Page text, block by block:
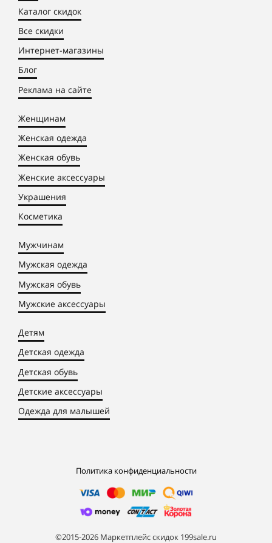
Каталог скидок
Все скидки
Интернет-магазины
Блог
Реклама на сайте
Женщинам
Женская одежда
Женская обувь
Женские аксессуары
Украшения
Косметика
Мужчинам
Мужская одежда
Мужская обувь
Мужские аксессуары
Детям
Детская одежда
Детская обувь
Детские аксессуары
Одежда для малышей
Политика конфиденциальности
©2015-2026 Маркетплейс скидок 199sale.ru